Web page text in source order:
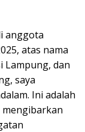
anggota
atas nama
Lampung, dan
saya
Ini adalah